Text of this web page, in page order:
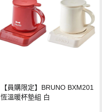
【員購限定】BRUNO BXM201
恆溫暖杯墊組 白